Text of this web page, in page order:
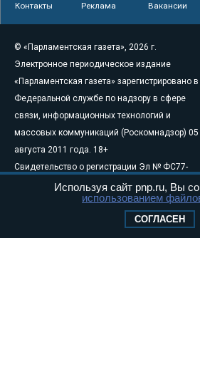
Контакты Реклама Вакансии
© «Парламентская газета», 2026 г.
Электронное периодическое издание
«Парламентская газета» зарегистрировано в
Федеральной службе по надзору в сфере
связи, информационных технологий и
массовых коммуникаций (Роскомнадзор) 05
августа 2011 года. 18+
Свидетельство о регистрации Эл № ФС77-
Учредитель — АНО «Парламентская газета»
Исполняющий обязанности главного
Используя сайт pnp.ru, Вы
использованием
СОГЛАСЕН